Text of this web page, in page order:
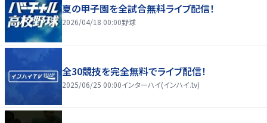
夏の甲子園を全試合無料ライブ配信！
2026/04/18 00:00野球
全30競技を完全無料でライブ配信！
2025/06/25 00:00インターハイ(インハイ.tv)